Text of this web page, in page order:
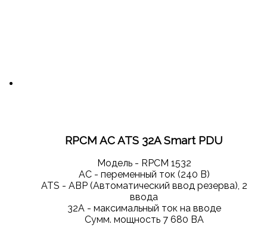
RPCM AC ATS 32A Smart PDU
Модель - RPCM 1532
АС - переменный ток (240 В)
ATS - АВР (Автоматический ввод резерва), 2
ввода
32А - максимальный ток на вводе
Сумм. мощность 7 680 ВА